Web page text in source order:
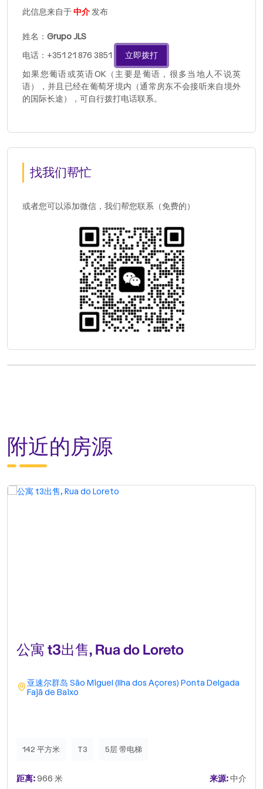
此信息来自于中介发布
姓名： Grupo JLS
电话：+351 21 876 3851
立即拨打
如果您葡语或英语OK（主要是葡语，很多当地人不说英
语），并且已经在葡萄牙境内（通常房东不会接听来自境外
的国际长途），可自行拨打电话联系。
找我们帮忙
或者您可以添加微信，我们帮您联系（免费的）
附近的房源
公寓 t3出售, Rua do Loreto
亚速尔群岛 São Miguel (Ilha dos Açores) Ponta Delgada
Fajã de Baixo
142 平方米 T3 5层 带电梯
距离:966 米 来源:中介